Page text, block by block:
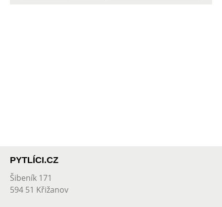
PYTLÍCI.CZ
Šibeník 171
594 51 Křižanov